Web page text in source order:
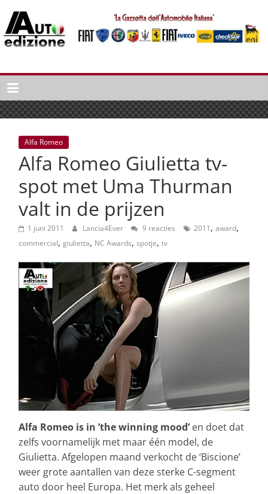
naar
inhoud
Auto
Edizione
La
Gazetta
dell'Automobile
Italiana
autonieuws
lifestyle
Alfa Romeo
Alfa Romeo Giulietta tv-
spot met Uma Thurman
valt in de prijzen
1 juni 2011 Lancia4Ever 9 reacties 2011, award,
commercial, giulietta, NC Awards, spotje, tv
Alfa Romeo is in ’the winning mood’en doet dat
zelfs voornamelijk met maar één model, de
Giulietta. Afgelopen maand verkocht de ‘Biscione’
weer grote aantallen van deze sterke C-segment
auto door heel Europa. Het merk als geheel